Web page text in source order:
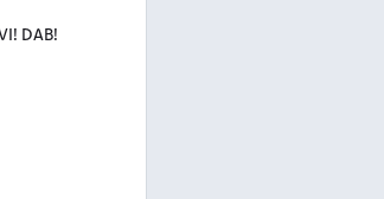
DAB!